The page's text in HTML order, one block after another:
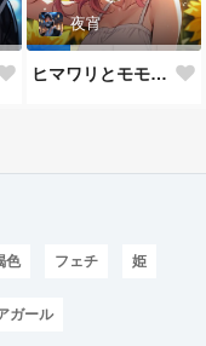
夜宵
ヒマワリとモモちゃん♥
色 フェチ 姫
ガール